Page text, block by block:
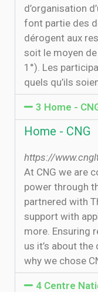
d’organisation
font partie des
dérogent aux
soit le moyen
1°). Les
quels qu’ils
3 Home -
Home - CNG
https://
At CNG we are
power through
partnered with
support with
more. Ensuring
us it’s about
why we chose
4 Centre